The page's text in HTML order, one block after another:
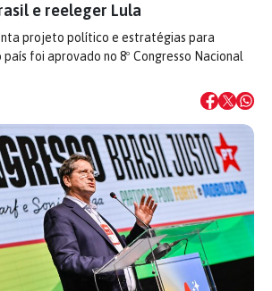
e reeleger Lula
projeto político e estratégias para
foi aprovado no 8º Congresso Nacional